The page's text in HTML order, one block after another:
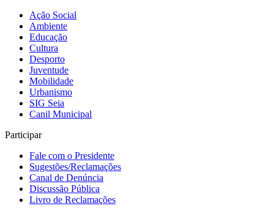
Ação Social
Ambiente
Educação
Cultura
Desporto
Juventude
Mobilidade
Urbanismo
SIG Seia
Canil Municipal
Participar
Fale com o Presidente
Sugestões/Reclamações
Canal de Denúncia
Discussão Pública
Livro de Reclamações